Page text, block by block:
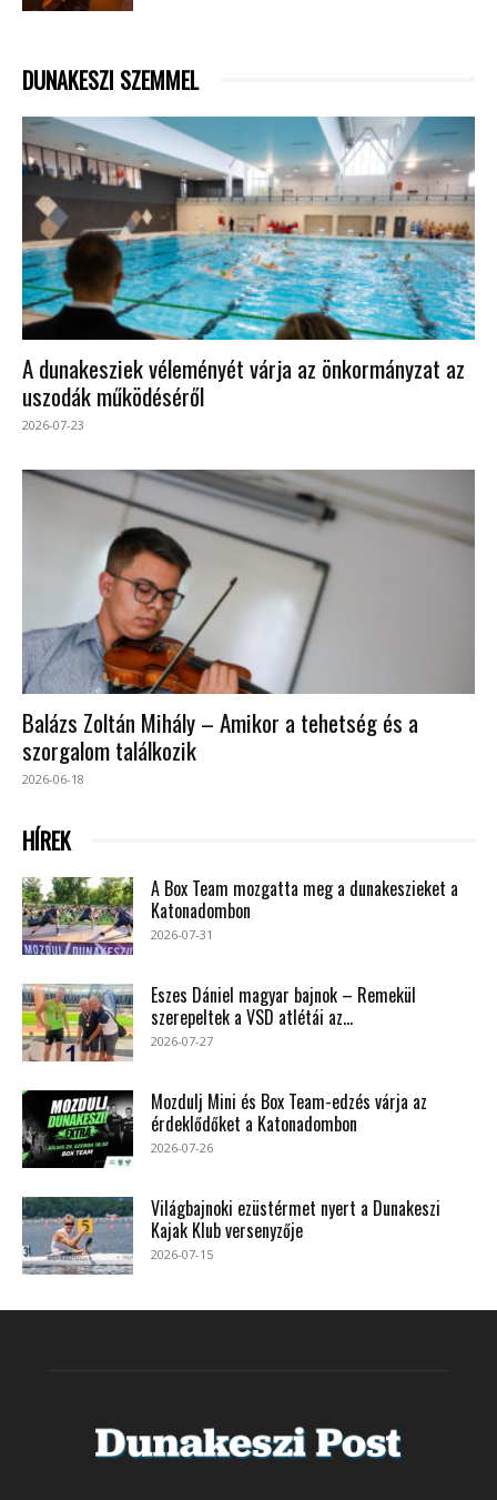
DUNAKESZI SZEMMEL
A dunakesziek véleményét várja az önkormányzat az
uszodák működéséről
2026-07-23
Balázs Zoltán Mihály – Amikor a tehetség és a
szorgalom találkozik
2026-06-18
HÍREK
A Box Team mozgatta meg a dunakeszieket a
Katonadombon
2026-07-31
Eszes Dániel magyar bajnok – Remekül
szerepeltek a VSD atlétái az...
2026-07-27
Mozdulj Mini és Box Team-edzés várja az
érdeklődőket a Katonadombon
2026-07-26
Világbajnoki ezüstérmet nyert a Dunakeszi
Kajak Klub versenyzője
2026-07-15